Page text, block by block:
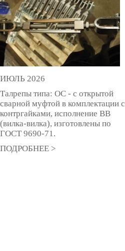
ИЮЛЬ 2026
Талрепы типа: ОС - с открытой
сварной муфтой в комплектации с
контргайками, исполнение ВВ
(вилка-вилка), изготовлены по
ГОСТ 9690-71.
ПОДРОБНЕЕ >